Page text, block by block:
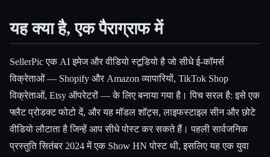
Esc
यह क्या है, एक पैराग्राफ में
SellerPic एक AI इमेज और वीडियो स्टूडियो है जो सीधे ई-कॉमर्स
विक्रेताओं — Shopify और Amazon व्यापारियों, TikTok Shop
विक्रेताओं, Etsy ऑपरेटरों — के लिए बनाया गया है। पिच सरल है: इसे एक
फ्लैट प्रोडक्ट फोटो दें, और यह मॉडल शॉट्स, लाइफस्टाइल सीन और छोटे
वीडियो लौटाता है जिन्हें आप सीधे पोस्ट कर सकते हैं। पहली सार्वजनिक
प्रस्तुति सितंबर 2024 में एक Show HN पोस्ट थी, इसलिए यह एक युवा